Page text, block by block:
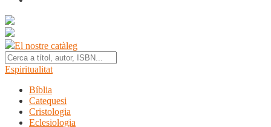
El nostre catàleg
Espiritualitat
Bíblia
Catequesi
Cristologia
Eclesiologia